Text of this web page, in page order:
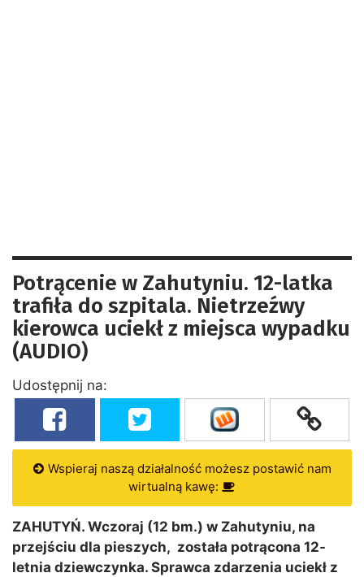
Potrącenie w Zahutyniu. 12-latka
trafiła do szpitala. Nietrzeźwy
kierowca uciekł z miejsca wypadku
(AUDIO)
Udostępnij na:
Wspieraj naszą działalność możesz postawić nam
wirtualną kawę:
ZAHUTYŃ. Wczoraj (12 bm.) w Zahutyniu, na
przejściu dla pieszych, została potrącona 12-
letnia dziewczynka. Sprawca zdarzenia uciekł z